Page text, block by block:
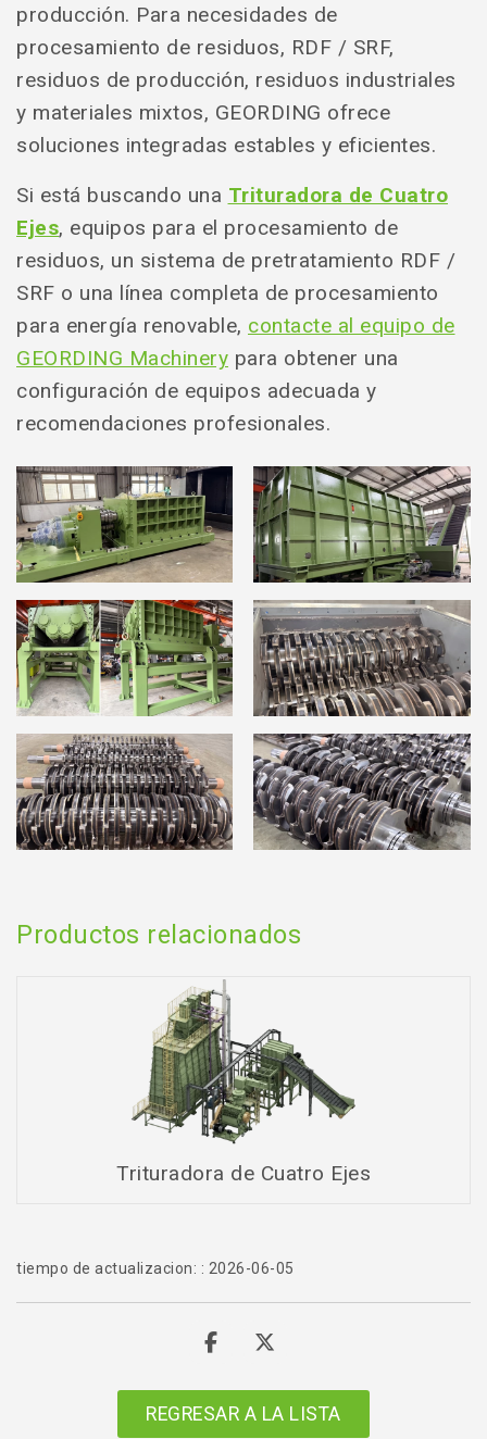
producción. Para necesidades de
procesamiento de residuos, RDF / SRF,
residuos de producción, residuos industriales
y materiales mixtos, GEORDING ofrece
soluciones integradas estables y eficientes.
Si está buscando una Trituradora de Cuatro
Ejes, equipos para el procesamiento de
residuos, un sistema de pretratamiento RDF /
SRF o una línea completa de procesamiento
para energía renovable, contacte al equipo de
GEORDING Machinery para obtener una
configuración de equipos adecuada y
recomendaciones profesionales.
Productos relacionados
Trituradora de Cuatro Ejes
tiempo de actualizacion: : 2026-06-05
REGRESAR A LA LISTA